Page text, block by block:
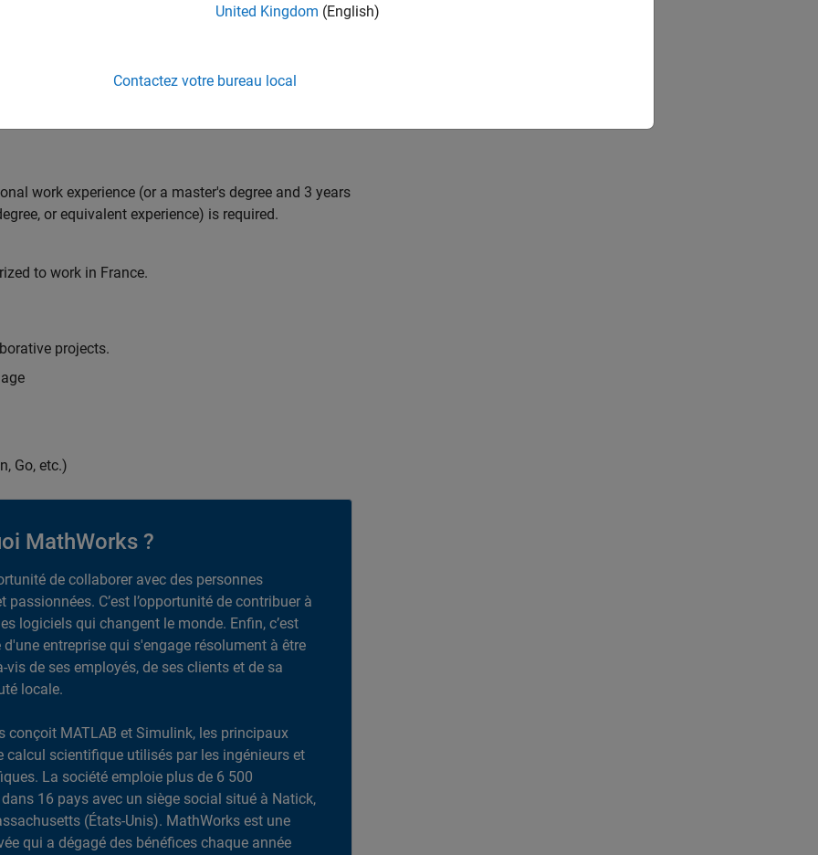
developers throughout the design phase
automation
and effectiveness (Coverage, Code completeness)
work experience (or a master's degree and 3 years
or equivalent experience) is required.
to work in France.
projects.
Go, etc.)
MathWorks ?
de collaborer avec des personnes
passionnées. C’est l’opportunité de contribuer à
logiciels qui changent le monde. Enfin, c’est
entreprise qui s'engage résolument à être
vis de ses employés, de ses clients et de sa
locale.
conçoit MATLAB et Simulink, les principaux
calcul scientifique utilisés par les ingénieurs et
La société emploie plus de 6 500
16 pays avec un siège social situé à Natick,
(États-Unis). MathWorks est une
qui a dégagé des bénéfices chaque année
United Kingdom (English)
Contactez votre bureau local